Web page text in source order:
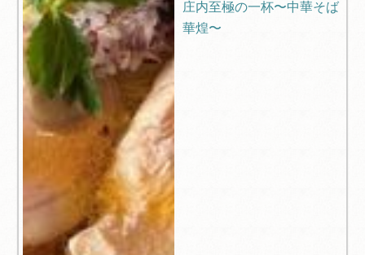
庄内至極の一杯〜中華そば
華煌〜